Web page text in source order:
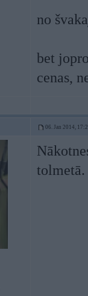
no
bet
cenas,
06. Jan 2014,
tolmetā.